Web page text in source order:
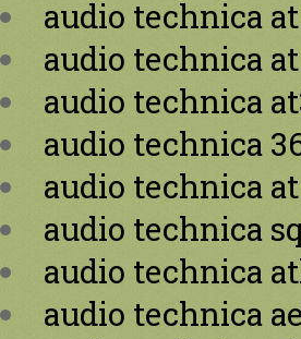
audio technica
audio technica at
audio technica
audio technica
audio technica
audio technica
audio technica
audio technica